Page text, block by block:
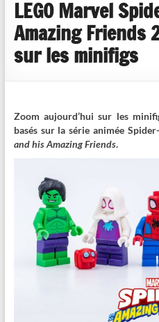
reviews
LEGO Marvel
Amazing Friends
sur les minifigs
Zoom aujourd’hui sur les
basés sur la série animée
and his Amazing Friends.